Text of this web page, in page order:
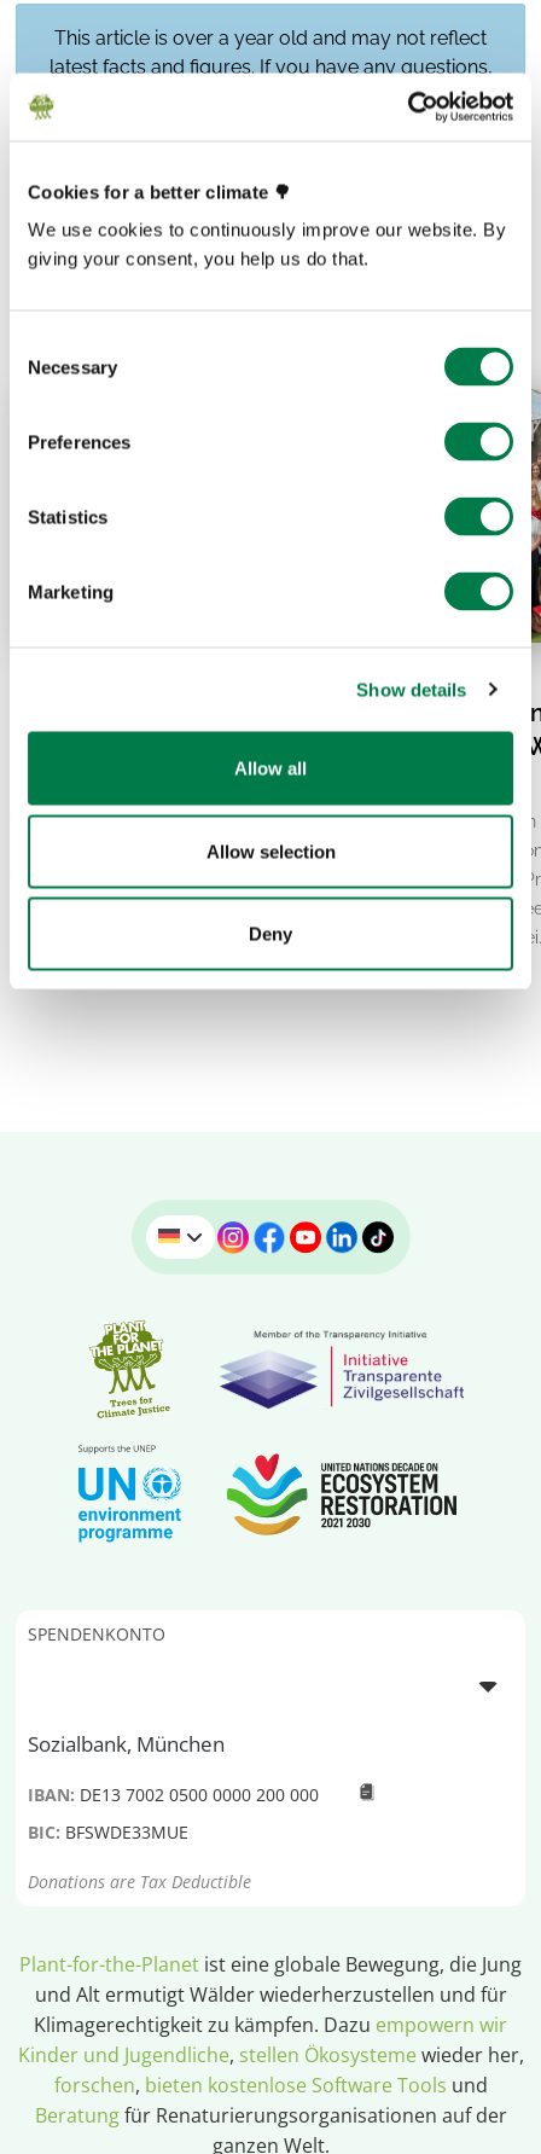
Cookies for a better climate 🌳
We use cookies to continuously improve our website. By
giving your consent, you help us do that.
Selection
Necessary
Preferences
Statistics
Marketing
Show details
Allow all
Allow selection
Deny
This article is over a year old and may not reflect
latest facts and figures. If you have any questions,
media@plant-for-the-planet.org
Prev Next
Eine Rekordhitze und der insgesamt
zweitwärmste Juni aller Zeiten haben
fest im Griff gehabt. Hinzu kommen
Plant-for-the-
vereint: Globale
Vom 9. bis 12. Juli
und junge Engagierte
the-Planet zum Global
Ambassador Council
zusammen, das alle
SPENDENKONTO
Sozialbank, München
IBAN: DE13 7002 0500 0000 200 000
BIC: BFSWDE33MUE
Donations are Tax Deductible
Plant-for-the-Planet ist eine globale Bewegung, die Jung
und Alt ermutigt Wälder wiederherzustellen und für
Klimagerechtigkeit zu kämpfen. Dazu empowern wir
Kinder und Jugendliche, stellen Ökosystemewieder her,
forschen, bieten kostenlose Software Tools und
Beratungfür Renaturierungsorganisationen auf der
ganzen Welt.